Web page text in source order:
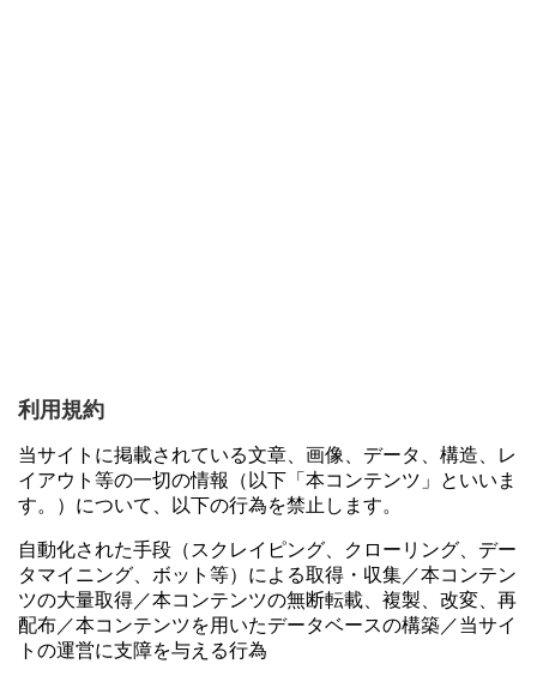
利用規約
当サイトに掲載されている文章、画像、データ、構造、レ
イアウト等の一切の情報（以下「本コンテンツ」といいま
す。）について、以下の行為を禁止します。
自動化された手段（スクレイピング、クローリング、デー
タマイニング、ボット等）による取得・収集／本コンテン
ツの大量取得／本コンテンツの無断転載、複製、改変、再
配布／本コンテンツを用いたデータベースの構築／当サイ
トの運営に支障を与える行為